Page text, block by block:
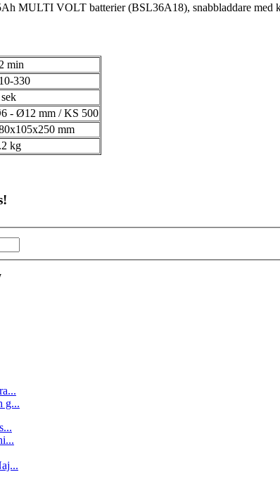
MULTI VOLT batterier (BSL36A18), snabbladdare
min
330
‐ Ø12 mm / KS 500
mm
kg
g...